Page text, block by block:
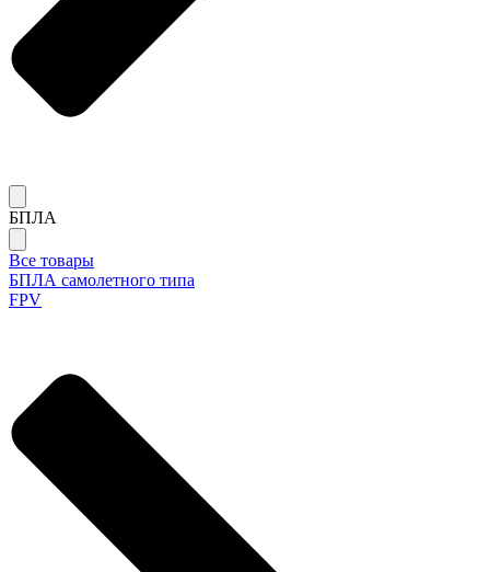
БПЛА
Все товары
БПЛА самолетного типа
FPV